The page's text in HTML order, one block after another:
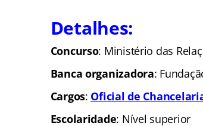
Detalhes:
Concurso: Ministério das
Banca organizadora:
Cargos: Oficial de
Escolaridade: Nível superior